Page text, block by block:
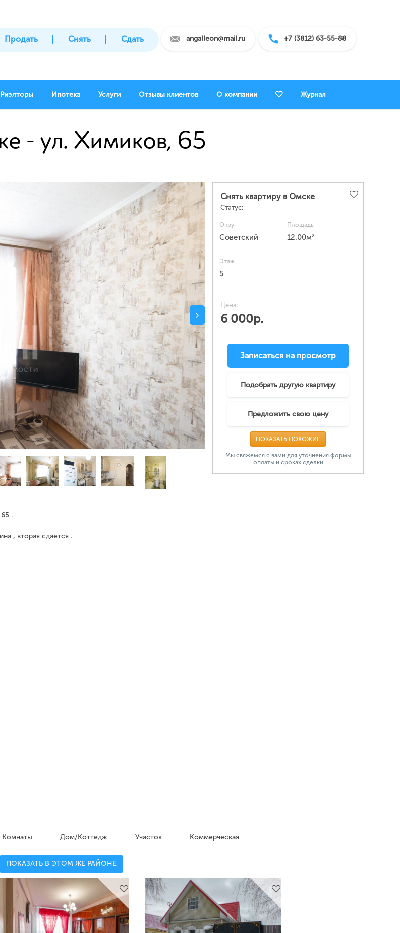
angalleon@mail.ru +7 (3812) 63-55-88
Продать Снять Сдать
Ипотека Услуги Отзывы клиентов О компании Журнал
- ул. Химиков, 65
.
, вторая сдается .
Снять квартиру в Омске
Статус:
Округ
Советский
Площадь
12.00м2
Этаж
5
Цена:
6 000р.
Записаться на просмотр
Подобрать другую квартиру
Предложить свою цену
ПОКАЗАТЬ ПОХОЖИЕ
Мы свяжемся с вами для уточнения формы
оплаты и сроках сделки
Комнаты Дом/Коттедж Участок Коммерческая
ПОКАЗАТЬ В ЭТОМ ЖЕ РАЙОНЕ